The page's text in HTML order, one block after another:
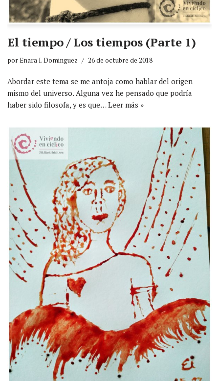
El tiempo / Los tiempos (Parte 1)
porEnara I. Dominguez 26 de octubre de 2018
Abordar este tema se me antoja como hablar del origen
mismo del universo. Alguna vez he pensado que podría
haber sido filosofa, y es que…Leer más »